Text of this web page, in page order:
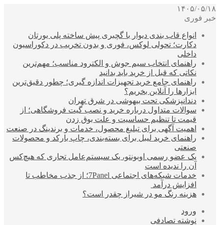
۱۴۰۵/۰۵/۱۸
خبر فوری
انواع قاب بندی دیوار با گچبری پیش ساخته پلی یورتان
دکارت؛ تحولی لوکس، فوری و بدون تخریب در دکوراسیون
داخلی
راهنمای انتخاب سیم جوش و الکترود مناسب؛ مهم‌ترین
نکاتی که قبل از خرید باید بدانید
راهنمای جامع خرید تجهیزات اندازه گیری؛ چطور دقیق‌ترین
ابزارها را آنلاین بخریم؟
دندانپزشکی تحت بیهوشی در شرق تهران
سوالات متداول درباره خرید و نصب گیت فروشگاهی؛ از
قیمت تا تنظیم حساسیت و علت بوق زدن
اهمیت آگهی برای تبلیغ محصول، خدمات و برندینگ در صنعت
راهنمای خرید لیبل برای بسته‌بندی، چاپ بارکد و محصولات
صنعتی
یک عضو رسمی اوبونتو، یک سیستم‌عامل تجاری که هیچ‌کس
آن را ندیده است
خدمات شبکه‌های اجتماعی 7Panel؛ از جذب مخاطب تا
افزایش درآمد
هزینه رنگ مو در شیراز چقدر است؟
ورود
نوشته تصادفی